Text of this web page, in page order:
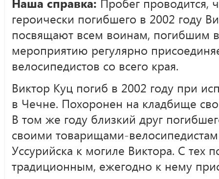
героически погибшего в 2002 году
посвящают всем воинам, погибшим
мероприятию регулярно
велосипедистов со всего края.
Виктор Куц погиб в 2002 году при
в Чечне. Похоронен на кладбище
В том же году близкий друг
своими товарищами-
Уссурийска к могиле Виктора. С тех
традиционным, ежегодно к нему